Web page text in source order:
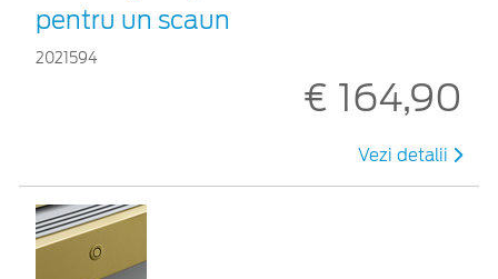
pentru un scaun
2021594
€ 164,90
Vezi detalii